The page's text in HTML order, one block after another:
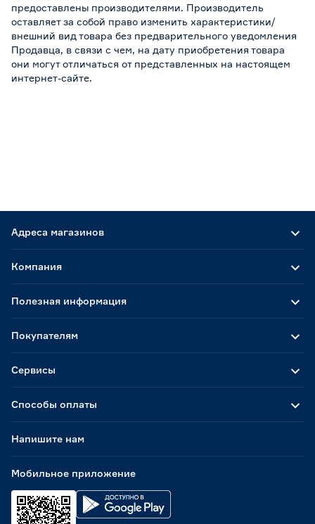
предоставлены производителями. Производитель
оставляет за собой право изменить характеристики/
внешний вид товара без предварительного уведомления
Продавца, в связи с чем, на дату приобретения товара
они могут отличаться от представленных на настоящем
интернет-сайте.
Адреса магазинов
Способы оплаты
Мобильное приложение
Компания
Полезная информация
Покупателям
Сервисы
Напишите нам